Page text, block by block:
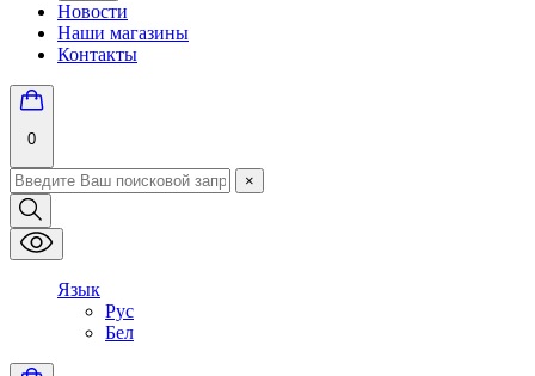
Новости
Наши магазины
Контакты
0
×
Язык
Рус
Бел